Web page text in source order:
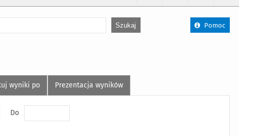
Pomoc
wyniki po Prezentacja wyników
Do